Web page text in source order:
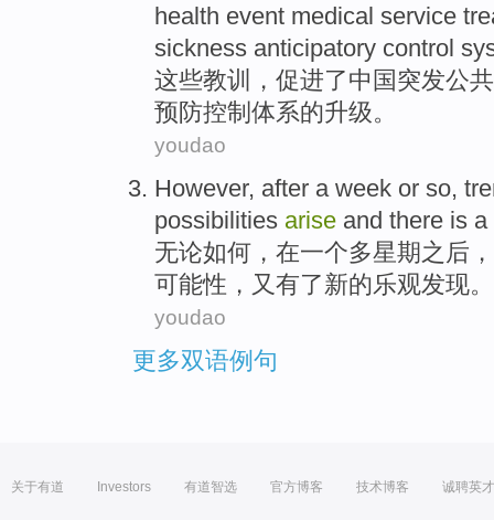
health event medical service
sickness anticipatory control
这些教训 ， 促进了中国 突发公共
预防控制 体系的升级。
youdao
However, after a week or so,
possibilities arise and there is a
无论如何 ， 在一个多星期之后，
可能性 ，又有了新的乐观发现。
youdao
更多双语例句
关于有道 Investors 有道智选 官方博客 技术博客 诚聘英才